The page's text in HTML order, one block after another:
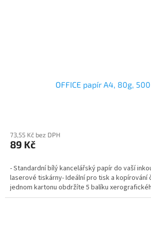
OFFICE papír A4, 80g,
73,55 Kč bez DPH
89 Kč
- Standardní bílý kancelářský papír do vaší
laserové tiskárny- Ideální pro tisk a kopírování
jednom kartonu obdržíte 5 balíku